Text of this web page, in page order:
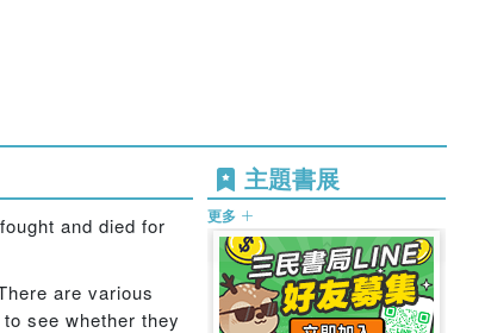
and died for
are various
see whether they
主題書展
更多